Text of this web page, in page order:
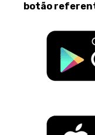
botão